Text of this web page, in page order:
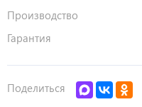
Производство
Гарантия
Поделиться